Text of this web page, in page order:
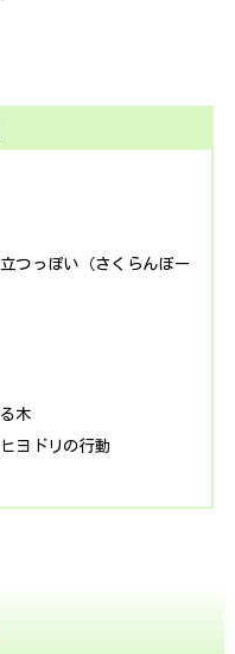
つっぽい（さくらんぼー
木
ヨドリの行動